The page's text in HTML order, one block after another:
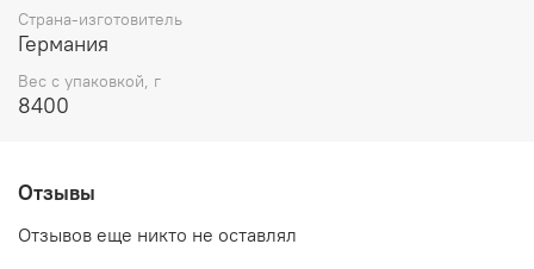
Страна-изготовитель
Германия
Вес с упаковкой, г
8400
Отзывы
Отзывов еще никто не оставлял